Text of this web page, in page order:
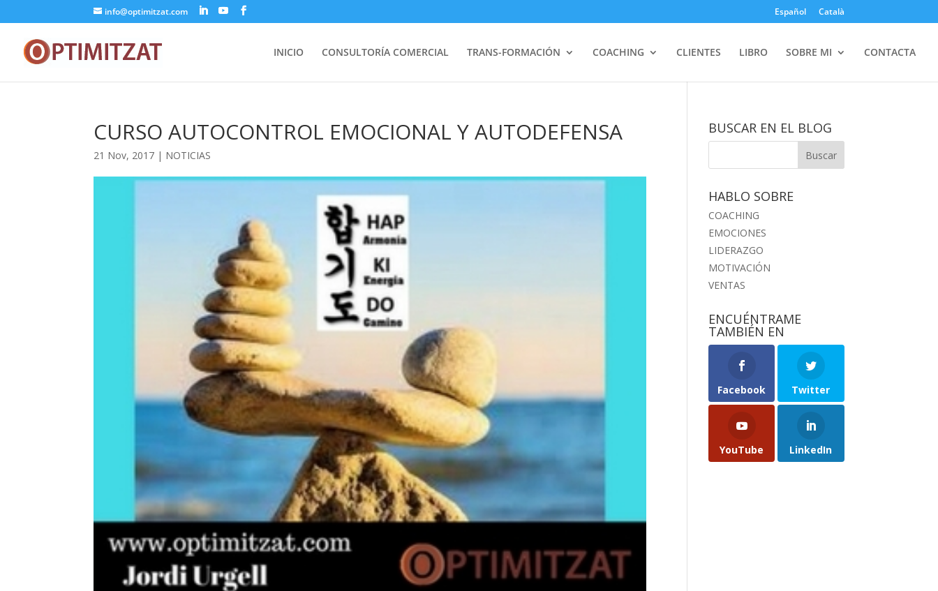
info@optimitzat.com Español Català
INICIO CONSULTORÍA COMERCIAL TRANS-FORMACIÓN COACHING CLIENTES LIBRO SOBRE MI CONTACTA
CURSO AUTOCONTROL EMOCIONAL Y AUTODEFENSA
21 Nov, 2017 | NOTICIAS
BUSCAR EN EL BLOG
HABLO SOBRE
COACHING
EMOCIONES
LIDERAZGO
MOTIVACIÓN
VENTAS
ENCUÉNTRAME
TAMBIÉN EN
Facebook Twitter
YouTube LinkedIn